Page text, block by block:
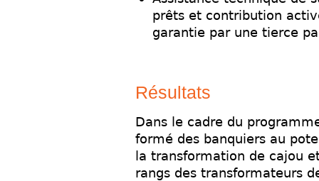
prêts et contribution
garantie par une tierce
Résultats
Dans le cadre du
formé des banquiers au
la transformation de cajou
rangs des transformateurs